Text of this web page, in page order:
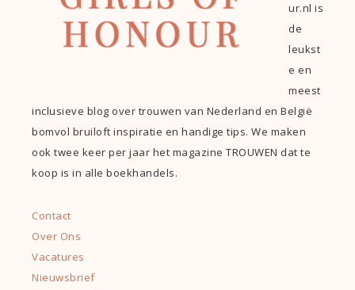
ur.nl is
de
leukst
e en
meest
inclusieve blog over trouwen van Nederland en België
bomvol bruiloft inspiratie en handige tips. We maken
ook twee keer per jaar het magazine TROUWEN dat te
koop is in alle boekhandels.
Contact
Over Ons
Vacatures
Nieuwsbrief